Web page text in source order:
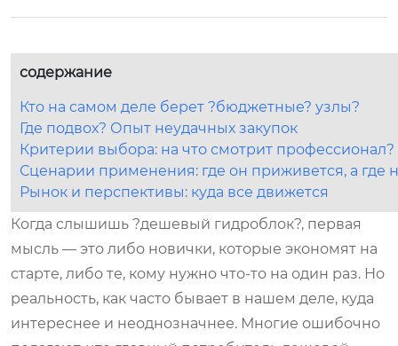
содержание
Кто на самом деле берет ?бюджетные? узлы?
Где подвох? Опыт неудачных закупок
Критерии выбора: на что смотрит профессионал?
Сценарии применения: где он приживется, а где
Рынок и перспективы: куда все движется
Когда слышишь ?дешевый гидроблок?, первая
мысль — это либо новички, которые экономят на
старте, либо те, кому нужно что-то на один раз. Но
реальность, как часто бывает в нашем деле, куда
интереснее и неоднозначнее. Многие ошибочно